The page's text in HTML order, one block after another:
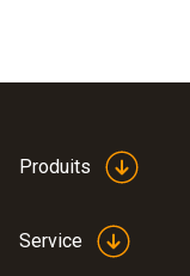
Produits
Service